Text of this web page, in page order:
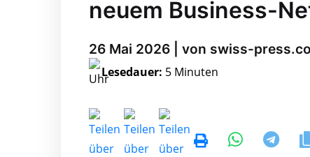
neuem Business-
26 Mai 2026 | von swiss-
Lesedauer: 5 Minuten